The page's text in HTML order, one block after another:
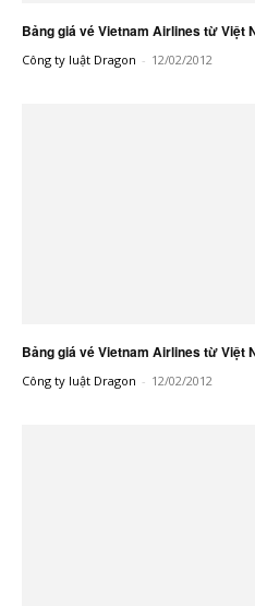
Bảng giá vé Vietnam Airlines từ Việt
Công ty luật Dragon - 12/02/2012
Bảng giá vé Vietnam Airlines từ Việt
Công ty luật Dragon - 12/02/2012